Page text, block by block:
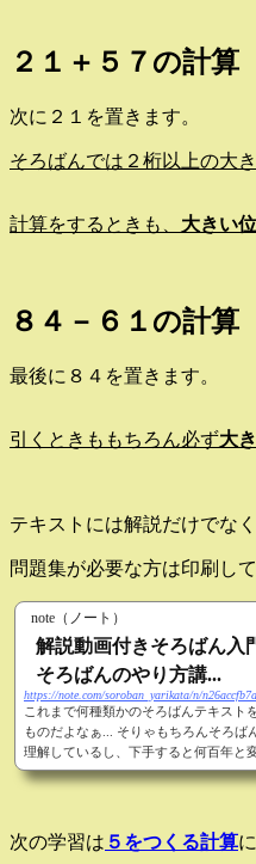
２１＋５７の計算
次に２１を置きます。
そろばんでは２桁以上の大
計算をするときも、 大きい
８４－６１の計算
最後に８４を置きます。
引くときももちろん必ず大
テキストには解説だけでな
問題集が必要な方は印刷し
note（ノート）
解説動画付きそろばん入
そろばんのやり方講...
https://note.com/soroban_yarikata/n/
これまで何種類かのそろばんテキスト
ものだよなぁ... そりゃもちろんそろ
理解しているし、下手すると何百年と
習教材が時代と共により分かりやすく
次の学習は ５をつくる計算